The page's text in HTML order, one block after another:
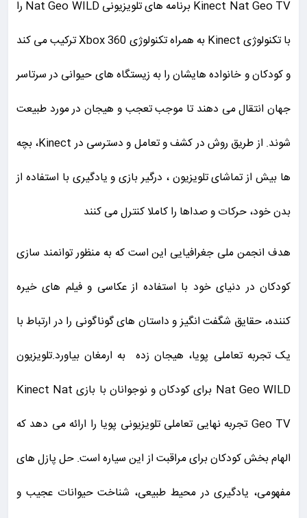
Kinect Nat Geo TV برنامه های تلویزیونی Nat Geo WILD را
با تکنولوژی Kinect به همراه تکنولوژی Xbox 360 ترکیب می کند
و کودکان و خانواده هایشان را به زیستگاه های حیوانی در سرتاسر
جهان انتقال می دهند تا موجب تعجب و هیجان در مورد طبیعت
شوند. از طریق روش در کشف و تعامل و دسترسی در Kinect، بچه
ها بیش از تماشای تلویزیون ، درگیر بازی و یادگیری با استفاده از
بدن خود، حرکات و صداها را کاملا کنترل می کنند
هدف انجمن ملی جغرافیایی این است که به منظور توانمند سازی
کودکان در دنیای خود با استفاده از عکاسی و فیلم های خیره
کننده، حقایق شگفت انگیز و داستان های گوناگونی را در ارتباط با
یک تجربه تعاملی پویا، هیجان زده به ارمغان بیاورد.تلویزیون
Nat Geo WILD برای کودکان و نوجوانان با بازی Kinect Nat
Geo TV تجربه نهایی تعاملی تلویزیونی پویا را ارائه می دهد که
الهام بخش کودکان برای مراقبت از این سیاره است. حل پازل های
مفهومی، یادگیری در محیط طبیعی، شناخت حیوانات عجیب و